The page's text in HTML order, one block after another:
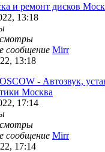
и ремонт дисков
13:18
сообщение Mirr
13:18
- Автозвук,
Москва
17:14
сообщение Mirr
17:14